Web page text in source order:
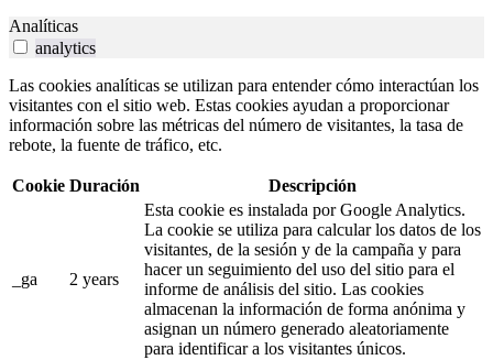
Analíticas
analytics
Las cookies analíticas se utilizan para entender cómo interactúan los
visitantes con el sitio web. Estas cookies ayudan a proporcionar
información sobre las métricas del número de visitantes, la tasa de
rebote, la fuente de tráfico, etc.
Cookie Duración Descripción
_ga 2 years
Esta cookie es instalada por Google Analytics.
La cookie se utiliza para calcular los datos de los
visitantes, de la sesión y de la campaña y para
hacer un seguimiento del uso del sitio para el
informe de análisis del sitio. Las cookies
almacenan la información de forma anónima y
asignan un número generado aleatoriamente
para identificar a los visitantes únicos.